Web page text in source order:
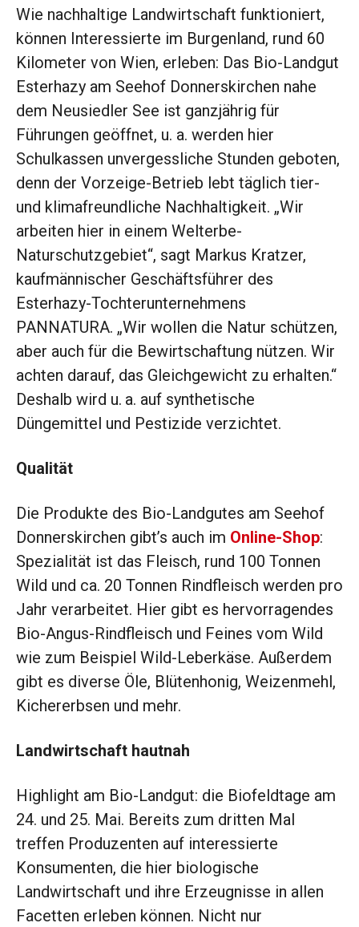
Wie nachhaltige Landwirtschaft funktioniert,
können Interessierte im Burgenland, rund 60
Kilometer von Wien, erleben: Das Bio-Landgut
Esterhazy am Seehof Donnerskirchen nahe
dem Neusiedler See ist ganzjährig für
Führungen geöffnet, u. a. werden hier
Schulkassen unvergessliche Stunden geboten,
denn der Vorzeige-Betrieb lebt täglich tier-
und klimafreundliche Nachhaltigkeit. „Wir
arbeiten hier in einem Welterbe-
Naturschutzgebiet“, sagt Markus Kratzer,
kaufmännischer Geschäftsführer des
Esterhazy-Tochterunternehmens
PANNATURA. „Wir wollen die Natur schützen,
aber auch für die Bewirtschaftung nützen. Wir
achten darauf, das Gleichgewicht zu erhalten.“
Deshalb wird u. a. auf synthetische
Düngemittel und Pestizide verzichtet.
Qualität
Die Produkte des Bio-Landgutes am Seehof
Donnerskirchen gibt’s auch im Online-Shop:
Spezialität ist das Fleisch, rund 100 Tonnen
Wild und ca. 20 Tonnen Rindfleisch werden pro
Jahr verarbeitet. Hier gibt es hervorragendes
Bio-Angus-Rindfleisch und Feines vom Wild
wie zum Beispiel Wild-Leberkäse. Außerdem
gibt es diverse Öle, Blütenhonig, Weizenmehl,
Kichererbsen und mehr.
Landwirtschaft hautnah
Highlight am Bio-Landgut: die Biofeldtage am
24. und 25. Mai. Bereits zum dritten Mal
treffen Produzenten auf interessierte
Konsumenten, die hier biologische
Landwirtschaft und ihre Erzeugnisse in allen
Facetten erleben können. Nicht nur